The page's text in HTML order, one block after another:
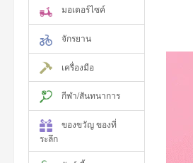
มอเตอร์ไซค์
จักรยาน
เครื่องมือ
กีฬา/สันทนาการ
ของขวัญ ของที่
ระลึก